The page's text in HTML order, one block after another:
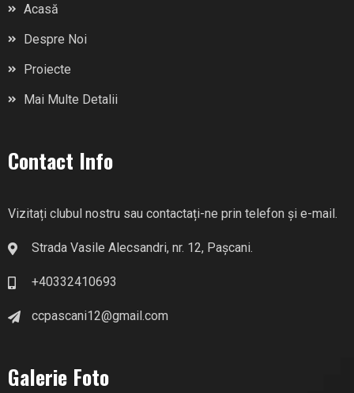
Acasă
Despre Noi
Proiecte
Mai Multe Detalii
Contact Info
Vizitați clubul nostru sau contactați-ne prin telefon și e-mail.
Strada Vasile Alecsandri, nr. 12, Pașcani.
+40332410693
ccpascani12@gmail.com
Galerie Foto